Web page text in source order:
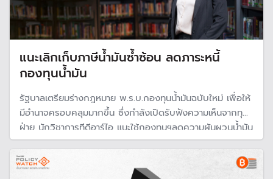
แนะเลิกเก็บภาษีน้ำมันซ้ำซ้อน ลดภาระหนี้
กองทุนน้ำมัน
รัฐบาลเตรียมร่างกฎหมาย พ.ร.บ.กองทุนน้ำมันฉบับใหม่ เพื่อให้
มีอำนาจครอบคลุมมากขึ้น ซึ่งกำลังเปิดรับฟังความเห็นจากทุก
ฝ่าย นักวิชาการทีดีอาร์ไอ แนะใช้กองทุนฯลดความผันผวนน้ำมัน
อย่าใช้เพียงเอาใจประชาชน แก้โครงสร้างเก็บภาษีน้ำมันที่ซ้ำซ้อน
และเลิกอิงราคาน้ำมันจากสิงคโปร์ ควบคุมโรงกลั่นขายน้ำมันถูก
ในประเทศ